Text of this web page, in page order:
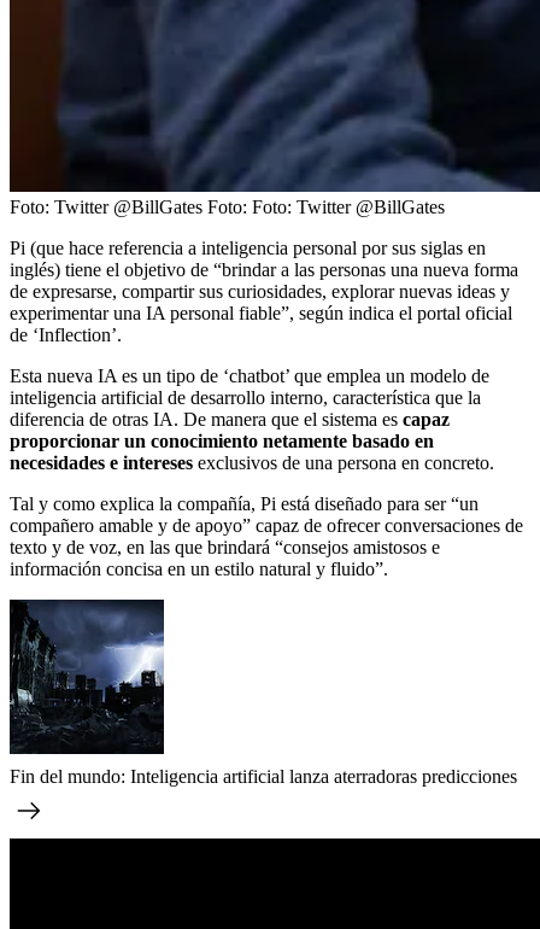
Foto: Twitter @BillGates Foto: Foto: Twitter @BillGates
Pi (que hace referencia a inteligencia personal por sus siglas en
inglés) tiene el objetivo de “brindar a las personas una nueva forma
de expresarse, compartir sus curiosidades, explorar nuevas ideas y
experimentar una IA personal fiable”, según indica el portal oficial
de ‘Inflection’.
Esta nueva IA es un tipo de ‘chatbot’ que emplea un modelo de
inteligencia artificial de desarrollo interno, característica que la
diferencia de otras IA. De manera que el sistema es capaz
proporcionar un conocimiento netamente basado en
necesidades e intereses exclusivos de una persona en concreto.
Tal y como explica la compañía, Pi está diseñado para ser “un
compañero amable y de apoyo” capaz de ofrecer conversaciones de
texto y de voz, en las que brindará “consejos amistosos e
información concisa en un estilo natural y fluido”.
Fin del mundo: Inteligencia artificial lanza aterradoras predicciones